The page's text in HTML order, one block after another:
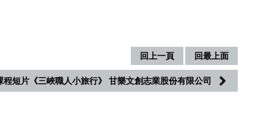
回上一頁 回最上面
程短片《三峽職人小旅行》 甘樂文創志業股份有限公司